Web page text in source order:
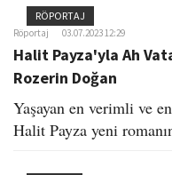
RÖPORTAJ
Röportaj 03.07.2023 12:29
Halit Payza'yla Ah
Rozerin Doğan
Yaşayan en verimli ve
Halit Payza yeni